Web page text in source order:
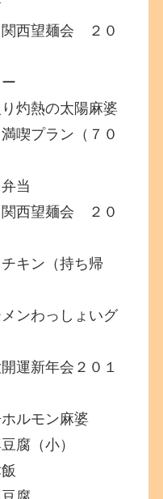
関西望麺会 ２０
灼熱の太陽麻婆
喫プラン（７０
当
関西望麺会 ２０
キン（持ち帰
ンわっしょいグ
運新年会２０１
ルモン麻婆
腐（小）